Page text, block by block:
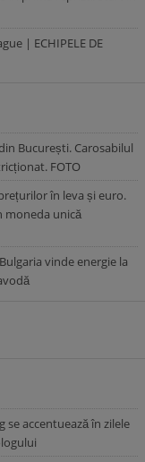
| ECHIPELE DE
București. Carosabilul
FOTO
în leva și euro.
moneda unică
vinde energie la
se accentuează în zilele